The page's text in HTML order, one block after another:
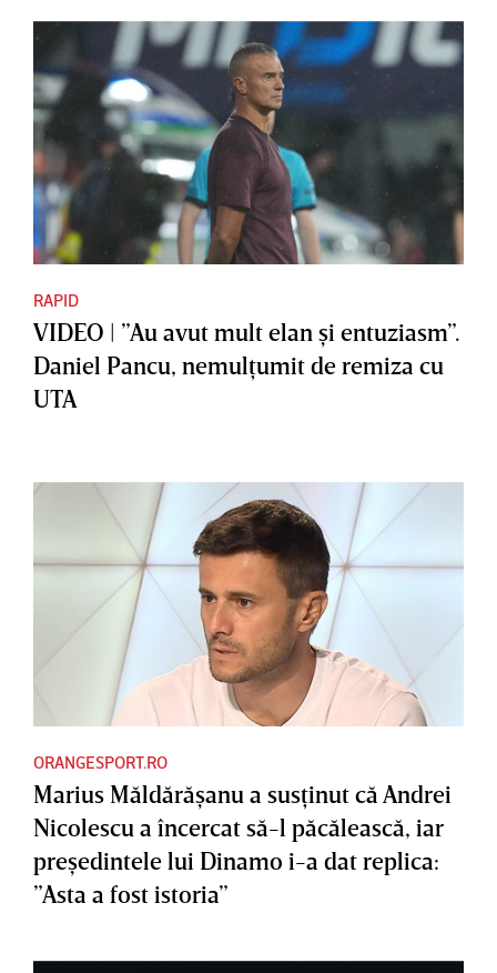
RAPID
VIDEO | ”Au avut mult elan şi entuziasm”.
Daniel Pancu, nemulţumit de remiza cu
UTA
ORANGESPORT.RO
Marius Măldărăşanu a susţinut că Andrei
Nicolescu a încercat să-l păcălească, iar
preşedintele lui Dinamo i-a dat replica:
”Asta a fost istoria”